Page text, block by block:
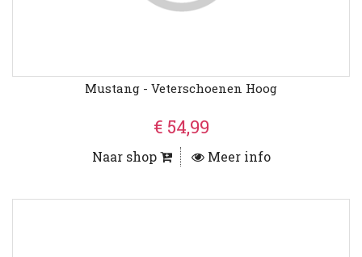
Mustang - Veterschoenen Hoog
€ 54,99
Naar shop Meer info